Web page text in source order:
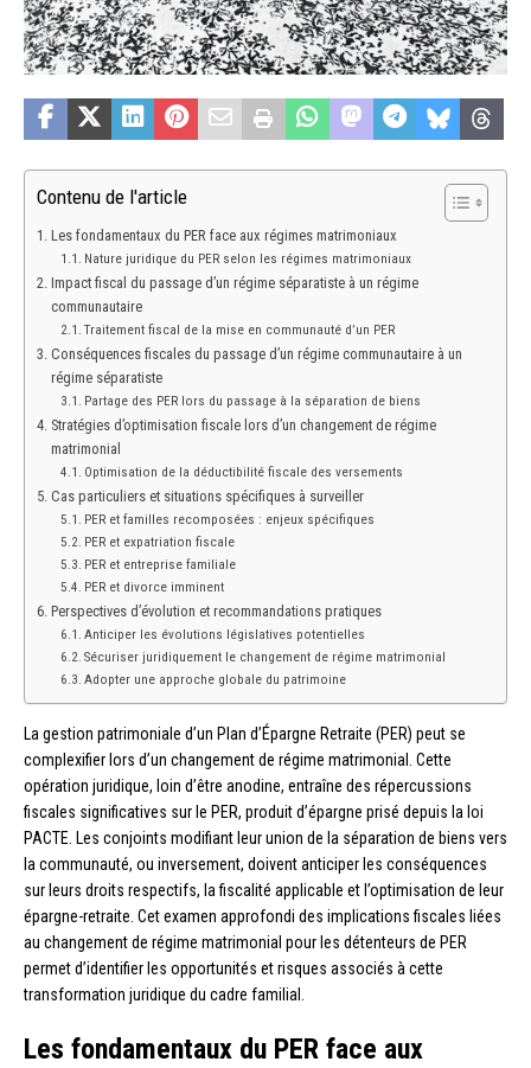
Contenu de l'article
Les fondamentaux du PER face aux régimes matrimoniaux
Nature juridique du PER selon les régimes matrimoniaux
Impact fiscal du passage d’un régime séparatiste à un régime
communautaire
Traitement fiscal de la mise en communauté d’un PER
Conséquences fiscales du passage d’un régime communautaire à un
régime séparatiste
Partage des PER lors du passage à la séparation de biens
Stratégies d’optimisation fiscale lors d’un changement de régime
matrimonial
Optimisation de la déductibilité fiscale des versements
Cas particuliers et situations spécifiques à surveiller
PER et familles recomposées : enjeux spécifiques
PER et expatriation fiscale
PER et entreprise familiale
PER et divorce imminent
Perspectives d’évolution et recommandations pratiques
Anticiper les évolutions législatives potentielles
Sécuriser juridiquement le changement de régime matrimonial
Adopter une approche globale du patrimoine
La gestion patrimoniale d’un Plan d’Épargne Retraite (PER) peut se
complexifier lors d’un changement de régime matrimonial. Cette
opération juridique, loin d’être anodine, entraîne des répercussions
fiscales significatives sur le PER, produit d’épargne prisé depuis la loi
PACTE. Les conjoints modifiant leur union de la séparation de biens vers
la communauté, ou inversement, doivent anticiper les conséquences
sur leurs droits respectifs, la fiscalité applicable et l’optimisation de leur
épargne-retraite. Cet examen approfondi des implications fiscales liées
au changement de régime matrimonial pour les détenteurs de PER
permet d’identifier les opportunités et risques associés à cette
transformation juridique du cadre familial.
Les fondamentaux du PER face aux